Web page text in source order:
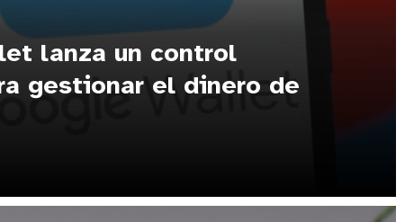
lanza un control
gestionar el dinero de